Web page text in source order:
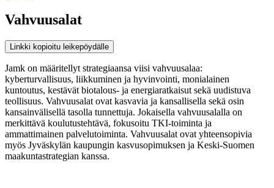
Vahvuusalat
Linkki kopioitu leikepöydälle
Jamk on määritellyt strategiaansa viisi vahvuusalaa:
kyberturvallisuus, liikkuminen ja hyvinvointi, monialainen
kuntoutus, kestävät biotalous- ja energiaratkaisut sekä uudistuva
teollisuus. Vahvuusalat ovat kasvavia ja kansallisella sekä osin
kansainvälisellä tasolla tunnettuja. Jokaisella vahvuusalalla on
merkittävä koulutustehtävä, fokusoitu TKI-toiminta ja
ammattimainen palvelutoiminta. Vahvuusalat ovat yhteensopivia
myös Jyväskylän kaupungin kasvusopimuksen ja Keski-Suomen
maakuntastrategian kanssa.